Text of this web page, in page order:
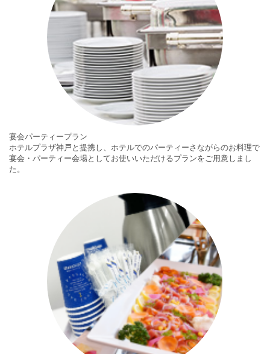
宴会パーティープラン
ホテルプラザ神戸と提携し、ホテルでのパーティーさながらのお料理で
宴会・パーティー会場としてお使いいただけるプランをご用意しまし
た。